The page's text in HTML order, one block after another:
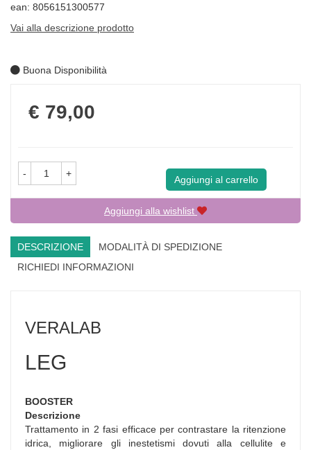
ean: 8056151300577
Vai alla descrizione prodotto
Buona Disponibilità
Prezzo
€ 79,00
- +
Aggiungi al carrello
Aggiungi alla wishlist
DESCRIZIONE
MODALITÀ DI SPEDIZIONE
RICHIEDI INFORMAZIONI
VERALAB
LEG
BOOSTER
Descrizione
Trattamento in 2 fasi efficace per contrastare la ritenzione
idrica, migliorare gli inestetismi dovuti alla cellulite e